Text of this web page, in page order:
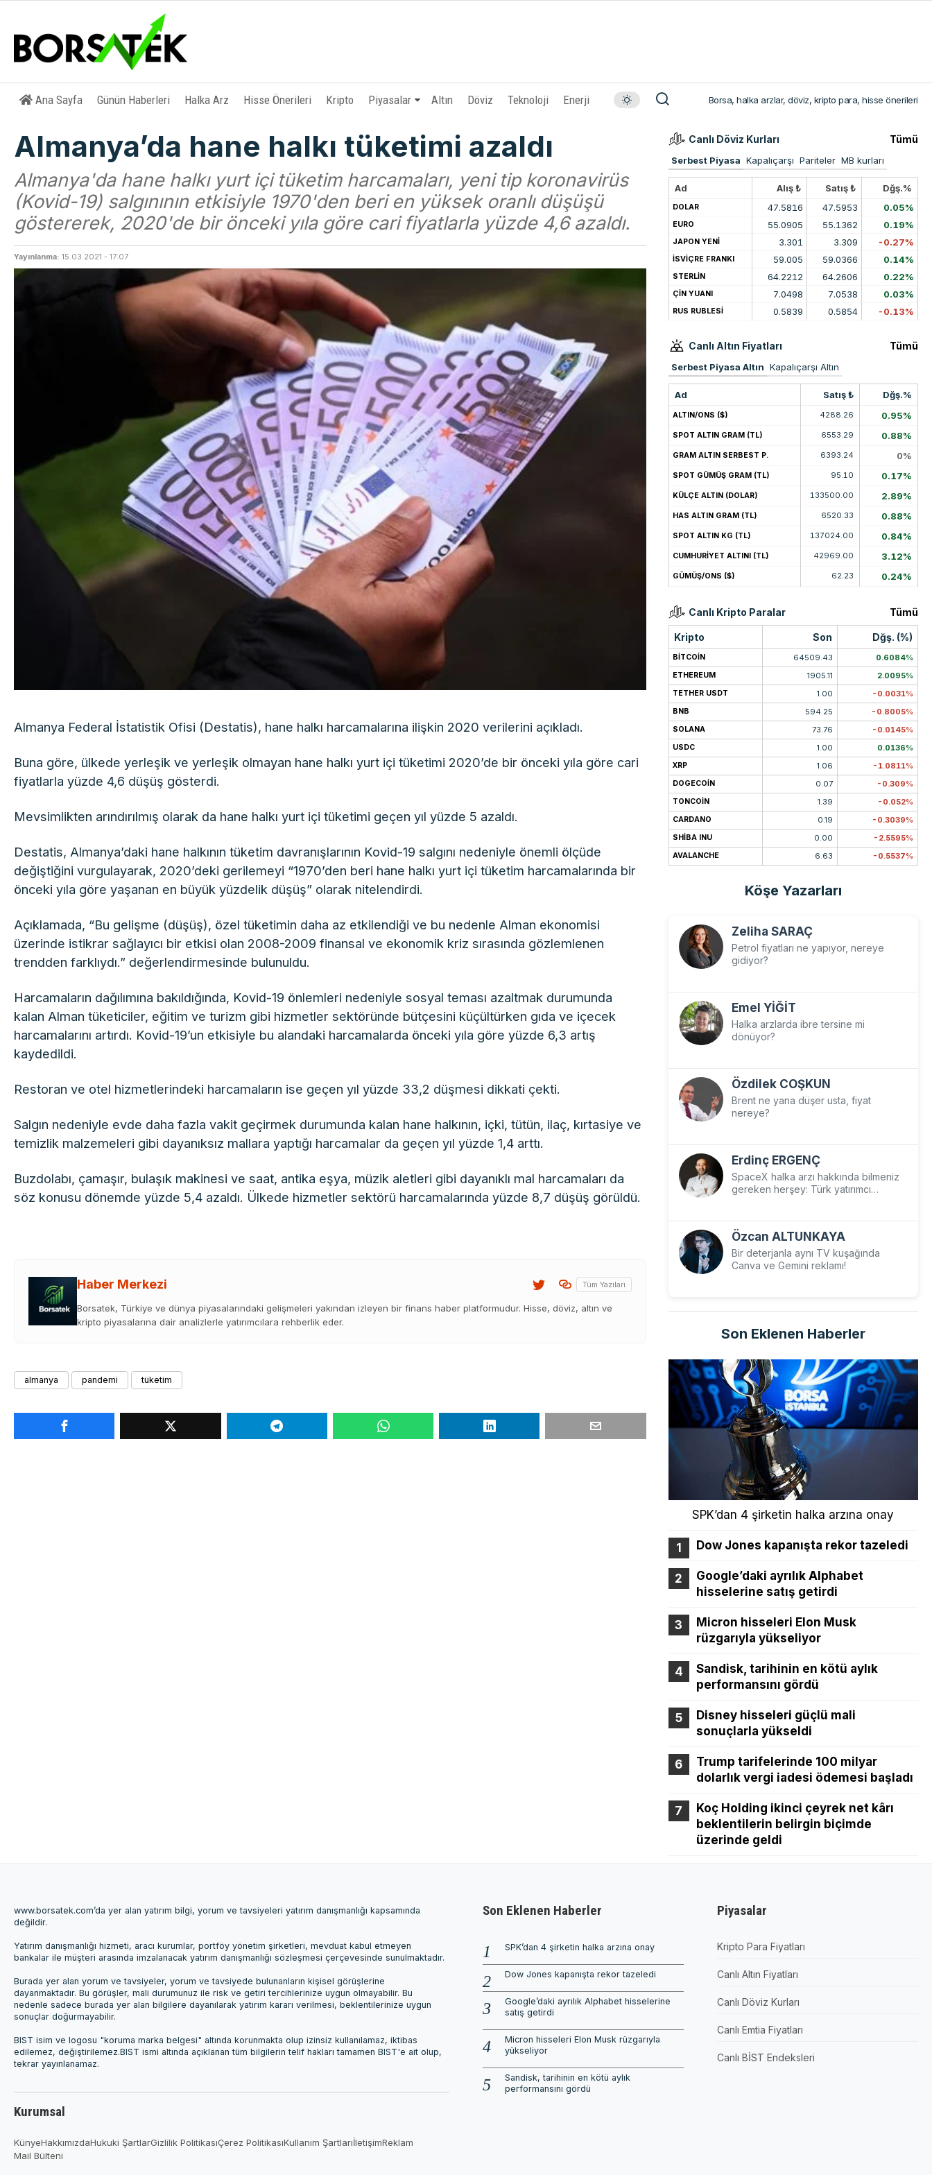
Ana Sayfa Günün Haberleri Halka Arz Hisse Önerileri Kripto Piyasalar Altın Döviz Teknoloji Enerji Borsa, halka arzlar, döviz, kripto para, hisse önerileri
Almanya’da hane halkı tüketimi azaldı
Almanya'da hane halkı yurt içi tüketim harcamaları, yeni tip koronavirüs
(Kovid-19) salgınının etkisiyle 1970'den beri en yüksek oranlı düşüşü
göstererek, 2020'de bir önceki yıla göre cari fiyatlarla yüzde 4,6 azaldı.
Yayınlanma: 15.03.2021 - 17:07
Almanya Federal İstatistik Ofisi (Destatis), hane halkı harcamalarına ilişkin 2020 verilerini açıkladı.
Buna göre, ülkede yerleşik ve yerleşik olmayan hane halkı yurt içi tüketimi 2020’de bir önceki yıla göre cari
fiyatlarla yüzde 4,6 düşüş gösterdi.
Mevsimlikten arındırılmış olarak da hane halkı yurt içi tüketimi geçen yıl yüzde 5 azaldı.
Destatis, Almanya’daki hane halkının tüketim davranışlarının Kovid-19 salgını nedeniyle önemli ölçüde
değiştiğini vurgulayarak, 2020’deki gerilemeyi “1970’den beri hane halkı yurt içi tüketim harcamalarında bir
önceki yıla göre yaşanan en büyük yüzdelik düşüş” olarak nitelendirdi.
Açıklamada, “Bu gelişme (düşüş), özel tüketimin daha az etkilendiği ve bu nedenle Alman ekonomisi
üzerinde istikrar sağlayıcı bir etkisi olan 2008-2009 finansal ve ekonomik kriz sırasında gözlemlenen
trendden farklıydı.” değerlendirmesinde bulunuldu.
Harcamaların dağılımına bakıldığında, Kovid-19 önlemleri nedeniyle sosyal teması azaltmak durumunda
kalan Alman tüketiciler, eğitim ve turizm gibi hizmetler sektöründe bütçesini küçültürken gıda ve içecek
harcamalarını artırdı. Kovid-19’un etkisiyle bu alandaki harcamalarda önceki yıla göre yüzde 6,3 artış
kaydedildi.
Restoran ve otel hizmetlerindeki harcamaların ise geçen yıl yüzde 33,2 düşmesi dikkati çekti.
Salgın nedeniyle evde daha fazla vakit geçirmek durumunda kalan hane halkının, içki, tütün, ilaç, kırtasiye ve
temizlik malzemeleri gibi dayanıksız mallara yaptığı harcamalar da geçen yıl yüzde 1,4 arttı.
Buzdolabı, çamaşır, bulaşık makinesi ve saat, antika eşya, müzik aletleri gibi dayanıklı mal harcamaları da
söz konusu dönemde yüzde 5,4 azaldı. Ülkede hizmetler sektörü harcamalarında yüzde 8,7 düşüş görüldü.
Haber Merkezi Tüm Yazıları
Borsatek, Türkiye ve dünya piyasalarındaki gelişmeleri yakından izleyen bir finans haber platformudur. Hisse, döviz, altın ve
kripto piyasalarına dair analizlerle yatırımcılara rehberlik eder.
almanya pandemi tüketim
Canlı Döviz Kurları Tümü
Serbest Piyasa Kapalıçarşı Pariteler MB kurları
Ad Alış ₺ Satış ₺ Dğş.%
DOLAR 47.5816 47.5953 0.05%
EURO 55.0905 55.1362 0.19%
JAPON YENİ 3.301 3.309 -0.27%
İSVİÇRE FRANKI 59.005 59.0366 0.14%
STERLİN 64.2212 64.2606 0.22%
ÇİN YUANI 7.0498 7.0538 0.03%
RUS RUBLESİ 0.5839 0.5854 -0.13%
Canlı Altın Fiyatları Tümü
Serbest Piyasa Altın Kapalıçarşı Altın
Ad Satış ₺ Dğş.%
ALTIN/ONS ($) 4288.26 0.95%
SPOT ALTIN GRAM (TL) 6553.29 0.88%
GRAM ALTIN SERBEST P. 6393.24 0%
SPOT GÜMÜŞ GRAM (TL) 95.10 0.17%
KÜLÇE ALTIN (DOLAR) 133500.00 2.89%
HAS ALTIN GRAM (TL) 6520.33 0.88%
SPOT ALTIN KG (TL) 137024.00 0.84%
CUMHURİYET ALTINI (TL) 42969.00 3.12%
GÜMÜŞ/ONS ($) 62.23 0.24%
Canlı Kripto Paralar Tümü
Kripto Son Dğş. (%)
BITCOIN 64509.43 0.6084%
ETHEREUM 1905.11 2.0095%
TETHER USDT 1.00 -0.0031%
BNB 594.25 -0.8005%
SOLANA 73.76 -0.0145%
USDC 1.00 0.0136%
XRP 1.06 -1.0811%
DOGECOIN 0.07 -0.309%
TONCOIN 1.39 -0.052%
CARDANO 0.19 -0.3039%
SHIBA INU 0.00 -2.5595%
AVALANCHE 6.63 -0.5537%
Köşe Yazarları
Zeliha SARAÇ
Petrol fiyatları ne yapıyor, nereye
gidiyor?
Emel YİĞİT
Halka arzlarda ibre tersine mi
dönüyor?
Özdilek COŞKUN
Brent ne yana düşer usta, fiyat
nereye?
Erdinç ERGENÇ
SpaceX halka arzı hakkında bilmeniz
gereken herşey: Türk yatırımcı
Özcan ALTUNKAYA
Bir deterjanla aynı TV kuşağında
Canva ve Gemini reklamı!
Son Eklenen Haberler
SPK’dan 4 şirketin halka arzına onay
Dow Jones kapanışta rekor tazeledi
Google’daki ayrılık Alphabet
hisselerine satış getirdi
Micron hisseleri Elon Musk
rüzgarıyla yükseliyor
Sandisk, tarihinin en kötü aylık
performansını gördü
Disney hisseleri güçlü mali
sonuçlarla yükseldi
Trump tarifelerinde 100 milyar
dolarlık vergi iadesi ödemesi başladı
Koç Holding ikinci çeyrek net kârı
beklentilerin belirgin biçimde
üzerinde geldi
www.borsatek.com’da yer alan yatırım bilgi, yorum ve tavsiyeleri yatırım danışmanlığı kapsamında
değildir.
Yatırım danışmanlığı hizmeti, aracı kurumlar, portföy yönetim şirketleri, mevduat kabul etmeyen
bankalar ile müşteri arasında imzalanacak yatırım danışmanlığı sözleşmesi çerçevesinde sunulmaktadır.
Burada yer alan yorum ve tavsiyeler, yorum ve tavsiyede bulunanların kişisel görüşlerine
dayanmaktadır. Bu görüşler, mali durumunuz ile risk ve getiri tercihlerinize uygun olmayabilir. Bu
nedenle sadece burada yer alan bilgilere dayanılarak yatırım kararı verilmesi, beklentilerinize uygun
sonuçlar doğurmayabilir.
BIST isim ve logosu "koruma marka belgesi" altında korunmakta olup izinsiz kullanılamaz, iktibas
edilemez, değiştirilemez.BIST ismi altında açıklanan tüm bilgilerin telif hakları tamamen BIST'e ait olup,
tekrar yayınlanamaz.
Kurumsal
KünyeHakkımızdaHukuki ŞartlarGizlilik PolitikasıÇerez PolitikasıKullanım ŞartlarıİletişimReklam
Mail Bülteni
Son Eklenen Haberler
SPK’dan 4 şirketin halka arzına onay
Dow Jones kapanışta rekor tazeledi
Google’daki ayrılık Alphabet hisselerine
satış getirdi
Micron hisseleri Elon Musk rüzgarıyla
yükseliyor
Sandisk, tarihinin en kötü aylık
performansını gördü
Piyasalar
Kripto Para Fiyatları
Canlı Altın Fiyatları
Canlı Döviz Kurları
Canlı Emtia Fiyatları
Canlı BİST Endeksleri